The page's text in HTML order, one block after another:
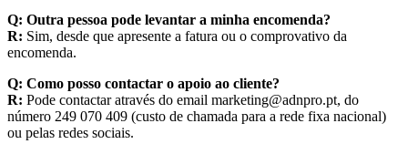
Q: Outra pessoa pode levantar a minha encomenda?
R: Sim, desde que apresente a fatura ou o comprovativo da
encomenda.
Q: Como posso contactar o apoio ao cliente?
R: Pode contactar através do email marketing@adnpro.pt, do
número 249 070 409 (custo de chamada para a rede fixa nacional)
ou pelas redes sociais.